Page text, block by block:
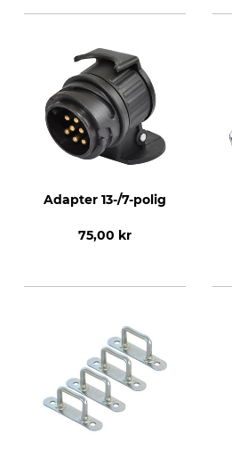
Adapter 13-/7-polig
75,00 kr